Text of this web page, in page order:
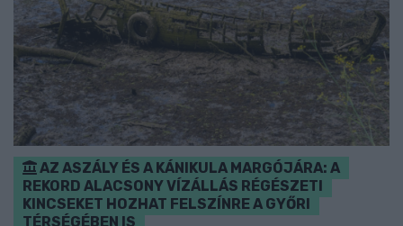
AZ ASZÁLY ÉS A KÁNIKULA MARGÓJÁRA: A
REKORD ALACSONY VÍZÁLLÁS RÉGÉSZETI
KINCSEKET HOZHAT FELSZÍNRE A GYŐRI
TÉRSÉGÉBEN IS